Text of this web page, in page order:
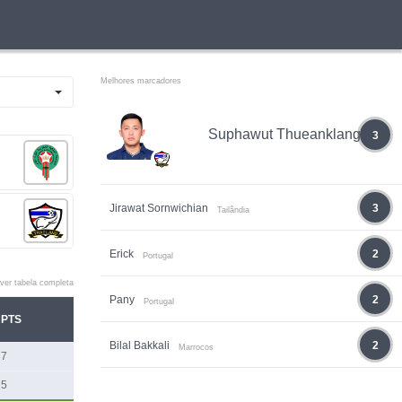
ver tabela completa
PTS
7
5
Melhores marcadores
Suphawut Thueanklang 3
Jirawat Sornwichian Tailândia 3
Erick Portugal 2
Pany Portugal 2
Bilal Bakkali Marrocos 2